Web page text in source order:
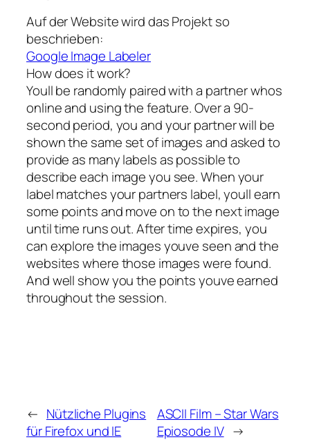
Auf der Website wird das Projekt so
beschrieben:
Google Image Labeler
How does it work?
Youll be randomly paired with a partner whos
online and using the feature. Over a 90-
second period, you and your partner will be
shown the same set of images and asked to
provide as many labels as possible to
describe each image you see. When your
label matches your partners label, youll earn
some points and move on to the next image
until time runs out. After time expires, you
can explore the images youve seen and the
websites where those images were found.
And well show you the points youve earned
throughout the session.
← Nützliche Plugins
für Firefox und IE
ASCII Film – Star Wars
Epiosode IV →